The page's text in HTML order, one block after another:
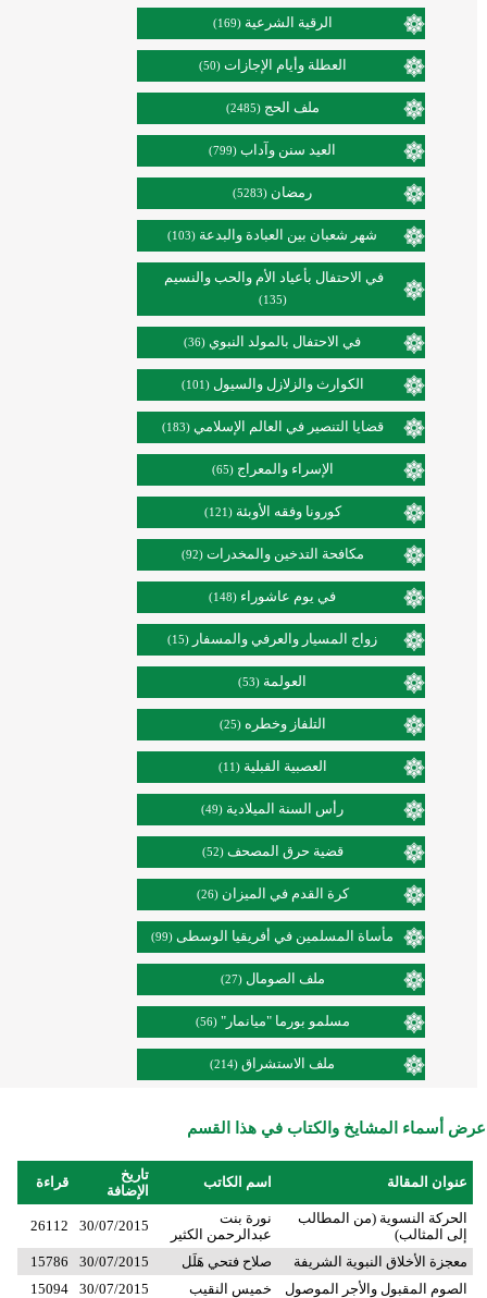
الرقية الشرعية (169)
العطلة وأيام الإجازات (50)
ملف الحج (2485)
العيد سنن وآداب (799)
رمضان (5283)
شهر شعبان بين العبادة والبدعة (103)
في الاحتفال بأعياد الأم والحب والنسيم
(135)
في الاحتفال بالمولد النبوي (36)
الكوارث والزلازل والسيول (101)
قضايا التنصير في العالم الإسلامي (183)
الإسراء والمعراج (65)
كورونا وفقه الأوبئة (121)
مكافحة التدخين والمخدرات (92)
في يوم عاشوراء (148)
زواج المسيار والعرفي والمسفار (15)
العولمة (53)
التلفاز وخطره (25)
العصبية القبلية (11)
رأس السنة الميلادية (49)
قضية حرق المصحف (52)
كرة القدم في الميزان (26)
مأساة المسلمين في أفريقيا الوسطى (99)
ملف الصومال (27)
مسلمو بورما "ميانمار" (56)
ملف الاستشراق (214)
عرض أسماء المشايخ والكتاب في هذا القسم
عنوان المقالة اسم الكاتب
تاريخ
الإضافة
قراءة
الحركة النسوية (من المطالب
إلى المثالب)
نورة بنت
عبدالرحمن الكثير
30/07/2015
26112
معجزة الأخلاق النبوية الشريفة صلاح فتحي هَلَل 30/07/2015
15786
الصوم المقبول والأجر الموصول
خميس النقيب 30/07/2015
15094